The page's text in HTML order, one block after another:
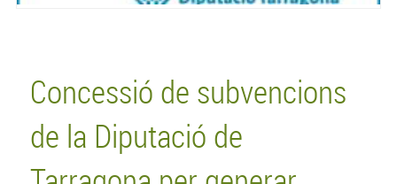
Concessió de subvencions
de la Diputació de